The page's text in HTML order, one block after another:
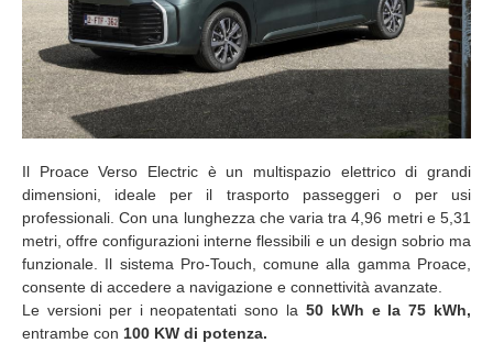
Il Proace Verso Electric è un multispazio elettrico di grandi
dimensioni, ideale per il trasporto passeggeri o per usi
professionali. Con una lunghezza che varia tra 4,96 metri e 5,31
metri, offre configurazioni interne flessibili e un design sobrio ma
funzionale. Il sistema Pro-Touch, comune alla gamma Proace,
consente di accedere a navigazione e connettività avanzate.
Le versioni per i neopatentati sono la 50 kWh e la 75 kWh,
entrambe con 100 KW di potenza.